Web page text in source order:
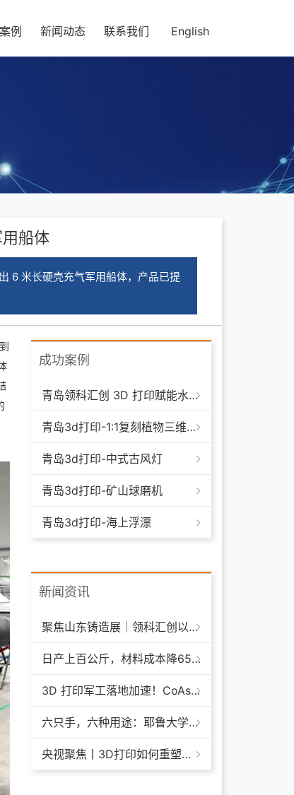
例 新闻动态 联系我们 English
船体
6 米长硬壳充气军用船体，产品已提
成功案例
青岛领科汇创 3D 打印赋能水下清洁机器人：突破传统制造，深耕海洋智能装备新场景
青岛3d打印-1:1复刻植物三维模型
青岛3d打印-中式古风灯
青岛3d打印-矿山球磨机
青岛3d打印-海上浮漂
新闻资讯
聚焦山东铸造展｜领科汇创以 3D 打印技术赋能铸造模具革新
日产上百公斤，材料成本降65%+，领科汇创FGF颗粒料3D打印机
3D 打印军工落地加速！CoAspire 入选美军 FAMM 导弹项目，RAACM 巡航导弹依托增材制造推进量产
六只手，六种用途：耶鲁大学开发成本仅几百美元的3D打印多功能假肢套装
央视聚焦丨3D打印如何重塑航天制造——1毫米